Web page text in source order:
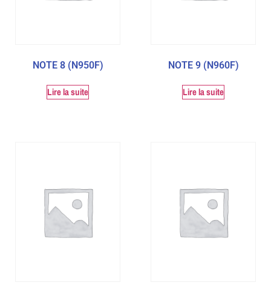
NOTE 8 (N950F)
Lire la suite
NOTE 9 (N960F)
Lire la suite